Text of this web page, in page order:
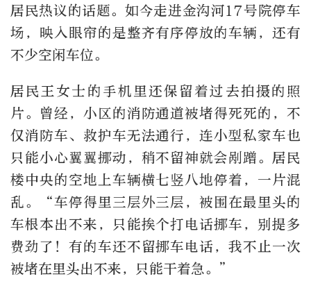
居民热议的话题。如今走进金沟河17号院停车
场，映入眼帘的是整齐有序停放的车辆，还有
不少空闲车位。
居民王女士的手机里还保留着过去拍摄的照
片。曾经，小区的消防通道被堵得死死的，不
仅消防车、救护车无法通行，连小型私家车也
只能小心翼翼挪动，稍不留神就会剐蹭。居民
楼中央的空地上车辆横七竖八地停着，一片混
乱。“车停得里三层外三层，被围在最里头的
车根本出不来，只能挨个打电话挪车，别提多
费劲了！有的车还不留挪车电话，我不止一次
被堵在里头出不来，只能干着急。”